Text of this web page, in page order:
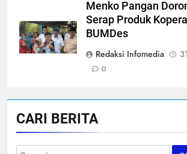
Menko Pangan
Serap Produk
BUMDes
Redaksi Infomedia
0
CARI BERITA